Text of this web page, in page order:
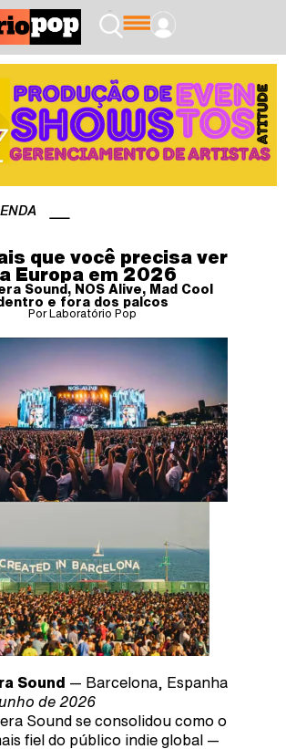
que você precisa ver
Europa em 2026
Sound, NOS Alive, Mad Cool
e fora dos palcos
Por Laboratório Pop
Sound — Barcelona, Espanha
de 2026
Sound se consolidou como o
fiel do público indie global —